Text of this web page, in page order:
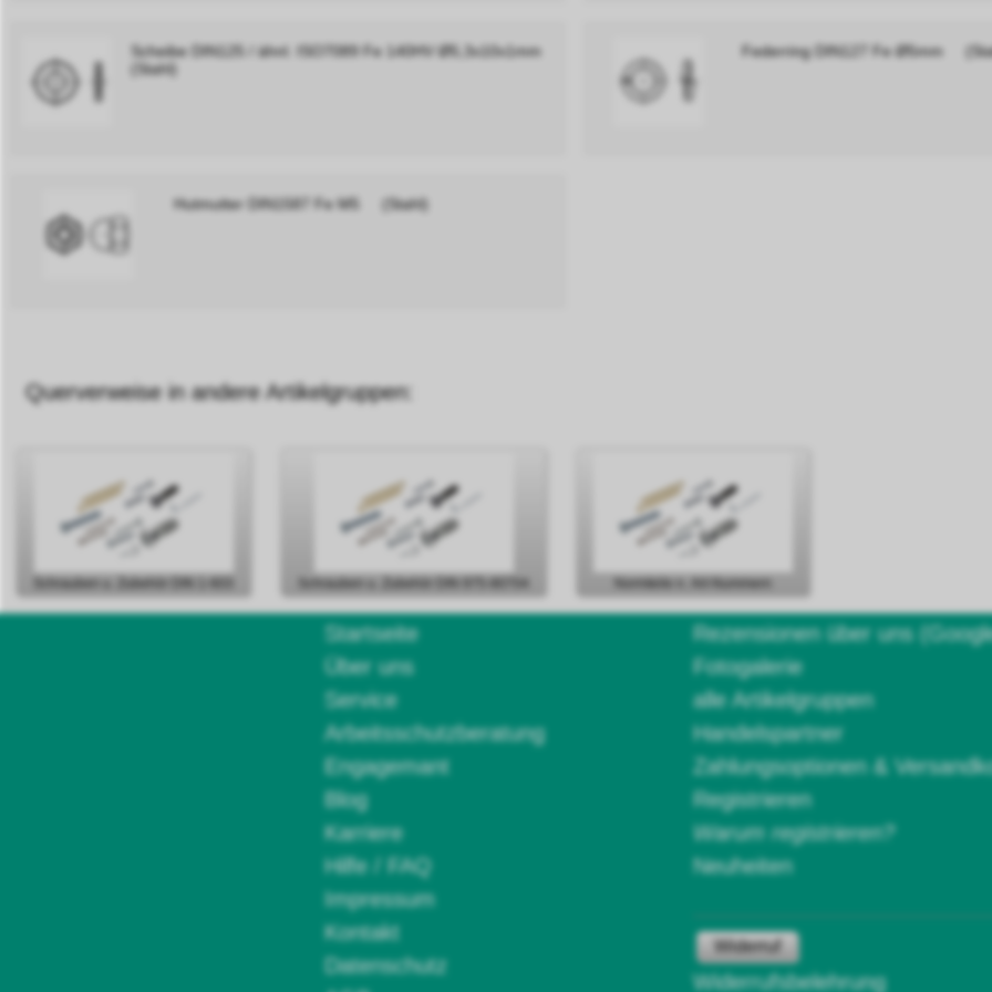
Scheibe DIN125 / ähnl. ISO7089 Fe 140HV Ø5,3x10x1mm
(Stahl)
Federring DIN127 Fe Ø5mm
Hutmutter DIN1587 Fe M5 (Stahl)
Querverweise in andere Artikelgruppen:
Schrauben u. Zubehör DIN 1-603 Schrauben u. Zubehör DIN 975-80704 Normteile n. Art-Nummern
Startseite
Über uns
Service
Arbeitsschutzberatung
Engagemant
Blog
Karriere
Hilfe / FAQ
Impressum
Kontakt
Datenschutz
Rezensionen über uns
Fotogalerie
alle Artikelgruppen
Handelspartner
Zahlungsoptionen &
Registrieren
Warum registrieren?
Neuheiten
Widerruf
Widerrufsbelehrung